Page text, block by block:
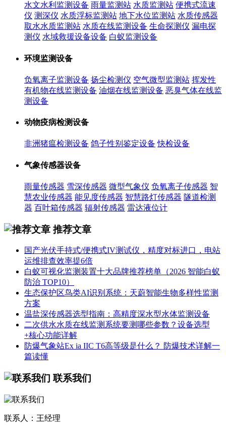
水文水利监测设备 雨量监测站 水质监测站 便携式流速
仪 测深仪 水质浮标监测站 地下水位监测站 水质传感器
取水水质监测站 水质在线监测设备 生命探测仪 漏电探
测仪 水域救援设备设备 白蚁监测设备
环境监测设备
负氧离子监测设备 扬尘检测仪 空气微型监测站 挥发性
有机物在线监测设备 油烟在线监测设备 恶臭气体在线监
测设备
动物疫病检测设备
非洲猪瘟检测设备 鸽子性别鉴定设备 快检设备
气象传感器设备
雨量传感器 雪深传感器 微型气象仪 负氧离子传感器 智
慧农业传感器 能见度传感器 智慧路灯传感器 隧道检测
器 百叶箱传感器 辐射传感器 雷达液位计
推荐文章
国产光伏手持式/便携式IV测试仪，精度对标进口，电站
运维排查效率提6倍
白蚁可视化监测装置十大品牌推荐榜单（2026 智能白蚁
防治 TOP10）
生态保护区鸟类AI识别系统：天蔚智能生物多样性监测
方案
温盐深传感器选型指南：高精度深水型水体监测设备
二次供水水质在线监测系统要测哪些参数？设备选型
+核心功能详解
防爆气象站Ex ia IIC T6高等级是什么？ 防爆技术详解一
篇读懂
联系我们
联系人：王经理